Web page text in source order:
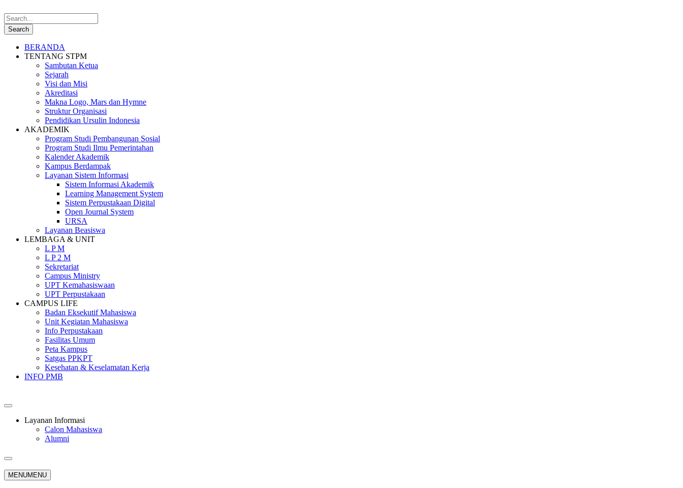
BERANDA
TENTANG STPM
Sambutan Ketua
Sejarah
Visi dan Misi
Akreditasi
Makna Logo, Mars dan Hymne
Struktur Organisasi
Pendidikan Ursulin Indonesia
AKADEMIK
Program Studi Pembangunan Sosial
Program Studi Ilmu Pemerintahan
Kalender Akademik
Kampus Berdampak
Layanan Sistem Informasi
Sistem Informasi Akademik
Learning Management System
Sistem Perpustakaan Digital
Open Journal System
URSA
Layanan Beasiswa
LEMBAGA & UNIT
L P M
L P 2 M
Sekretariat
Campus Ministry
UPT Kemahasiswaan
UPT Perpustakaan
CAMPUS LIFE
Badan Eksekutif Mahasiswa
Unit Kegiatan Mahasiswa
Info Perpustakaan
Fasilitas Umum
Peta Kampus
Satgas PPKPT
Kesehatan & Keselamatan Kerja
INFO PMB
Layanan Informasi
Calon Mahasiswa
Alumni
MENUMENU